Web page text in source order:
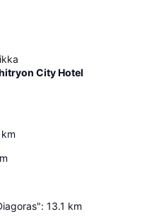
City Hotel
km
: 13.1 km